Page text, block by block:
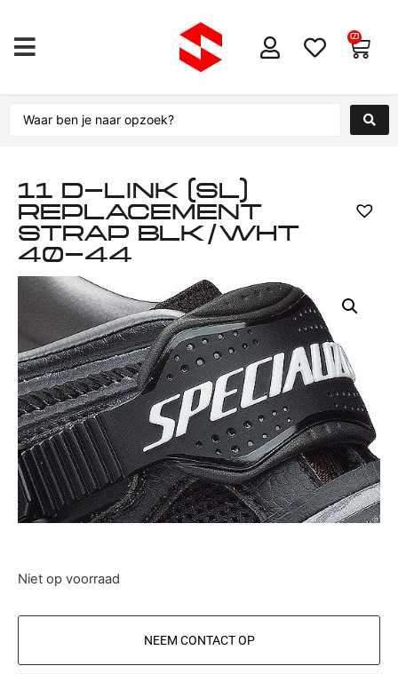
0
11 D-LINK (SL)
REPLACEMENT
STRAP BLK/WHT
40-44
Niet op voorraad
NEEM CONTACT OP